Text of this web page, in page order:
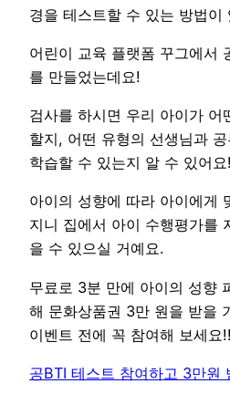
경을 테스트할 수 있는 방법이
어린이 교육 플랫폼 꾸그에서
를 만들었는데요!
검사를 하시면 우리 아이가 어
할지, 어떤 유형의 선생님과
학습할 수 있는지 알 수 있어요!
아이의 성향에 따라 아이에게
지니 집에서 아이 수행평가를
을 수 있으실 거예요.
무료로 3분 만에 아이의 성향
해 문화상품권 3만 원을 받을
이벤트 전에 꼭 참여해 보세요!!
공BTI 테스트 참여하고 3만원